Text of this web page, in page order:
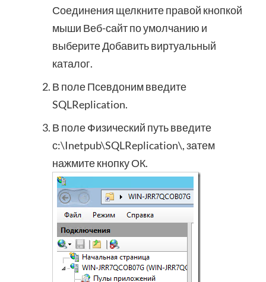
Соединения щелкните правой кнопкой
мыши Веб-сайт по умолчанию и
выберите Добавить виртуальный
каталог.
В поле Псевдоним введите
SQLReplication.
В поле Физический путь введите
с:\Inetpub\SQLReplication\, затем
нажмите кнопку ОК.